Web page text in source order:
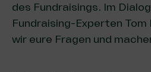
des Fundraisings. Im
Fundraising-Experten Tom
wir eure Fragen und